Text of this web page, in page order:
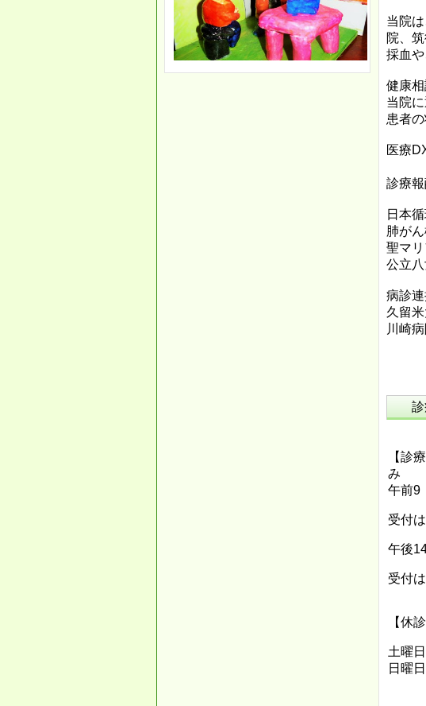
当院
院、
採血
健康
当院
患者
医療
を
診療
日本
肺が
聖マ
公立
病診
久留
川崎
診
【診
午前9
受付
午後
受付
【休
土曜
日曜